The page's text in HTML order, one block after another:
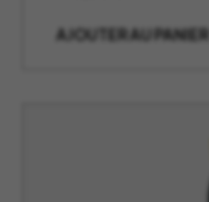
AJOUTER AU PANIER